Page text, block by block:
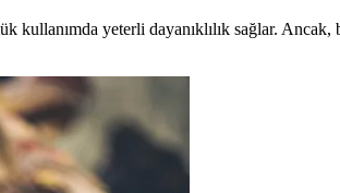
yeterli dayanıklılık sağlar. Ancak,